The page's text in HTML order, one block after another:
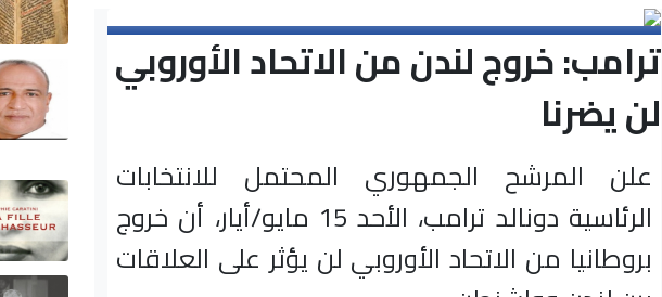
ترامب: خروج لندن من الاتحاد الأوروبي
لن يضرنا
علن المرشح الجمهوري المحتمل للانتخابات
الرئاسية دونالد ترامب، الأحد 15 مايو/أيار، أن خروج
بروطانيا من الاتحاد الأوروبي لن يؤثر على العلاقات